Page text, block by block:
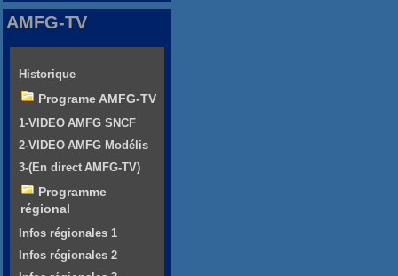
AMFG-TV
Historique
Programe AMFG-TV
1-VIDEO AMFG SNCF
2-VIDEO AMFG Modélis
3-(En direct AMFG-TV)
Programme
régional
Infos régionales 1
Infos régionales 2